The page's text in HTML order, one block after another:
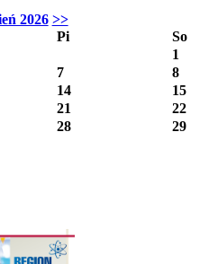
2026 >>
Pi
So
1
7
8
14
15
21
22
28
29